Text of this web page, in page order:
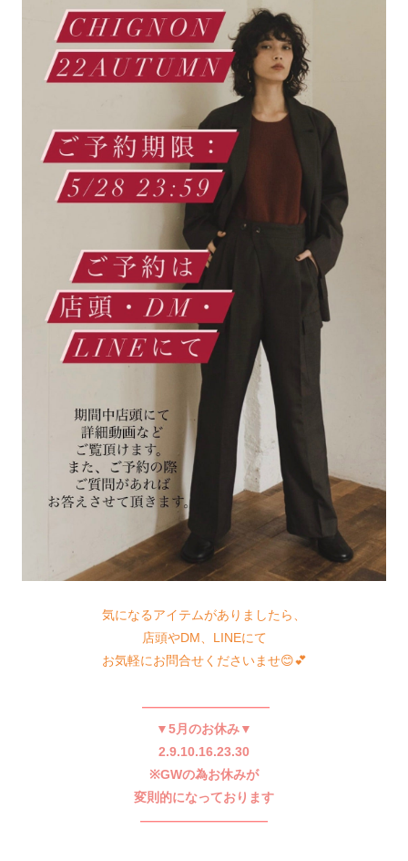
気になるアイテムがありましたら、
店頭やDM、LINEにて
お気軽にお問合せくださいませ😊💕
——————————
▼5月のお休み▼
2.9.10.16.23.30
※GWの為お休みが
変則的になっております
——————————